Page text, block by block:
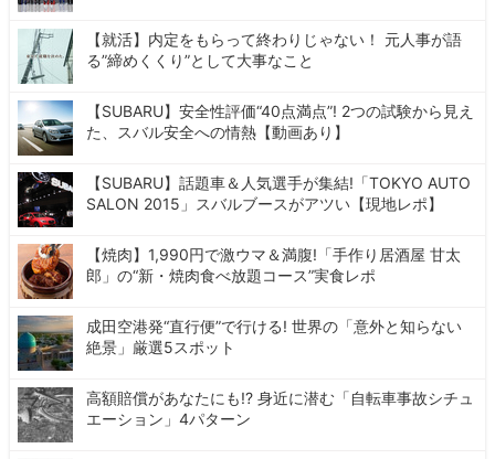
【就活】内定をもらって終わりじゃない！ 元人事が語
る”締めくくり”として大事なこと
【SUBARU】安全性評価“40点満点”! 2つの試験から見え
た、スバル安全への情熱【動画あり】
【SUBARU】話題車＆人気選手が集結!「TOKYO AUTO
SALON 2015」スバルブースがアツい【現地レポ】
【焼肉】1,990円で激ウマ＆満腹!「手作り居酒屋 甘太
郎」の“新・焼肉食べ放題コース”実食レポ
成田空港発“直行便”で行ける! 世界の「意外と知らない
絶景」厳選5スポット
高額賠償があなたにも!? 身近に潜む「自転車事故シチュ
エーション」4パターン